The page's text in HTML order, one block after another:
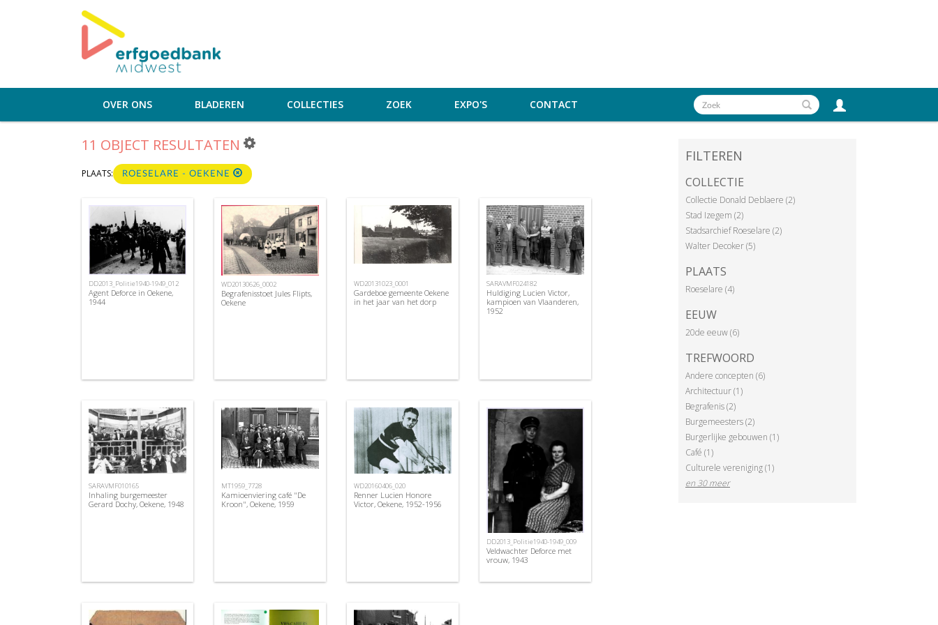
OVER ONS BLADEREN COLLECTIES ZOEK EXPO'S CONTACT
11 OBJECT RESULTATEN
PLAATS: ROESELARE - OEKENE
DD2013_Politie1940-1949_012
Agent Deforce in Oekene,
1944
WD20130626_0002
Begrafenisstoet Jules Flipts,
Oekene
WD20131023_0001
Gardeboe gemeente Oekene
in het jaar van het dorp
SARAVMF024182
Huldiging Lucien Victor,
kampioen van Vlaanderen,
1952
SARAVMF010165
Inhaling burgemeester
Gerard Dochy, Oekene, 1948
MT1959_7728
Kamioenviering café "De
Kroon", Oekene, 1959
WD20160406_020
Renner Lucien Honore
Victor, Oekene, 1952-1956
DD2013_Politie1940-1949_009
Veldwachter Deforce met
vrouw, 1943
FILTEREN
COLLECTIE
Collectie Donald Deblaere (2)
Stad Izegem (2)
Stadsarchief Roeselare (2)
Walter Decoker (5)
PLAATS
Roeselare (4)
EEUW
20de eeuw (6)
TREFWOORD
Andere concepten (6)
Architectuur (1)
Begrafenis (2)
Burgemeesters (2)
Burgerlijke gebouwen (1)
Café (1)
Culturele vereniging (1)
en 30 meer